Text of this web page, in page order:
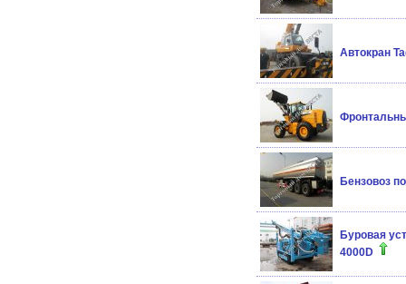
Автокран
Бензовоз
Буровая
4000D